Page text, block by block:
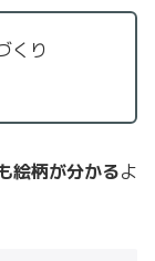
くり
絵柄が分かるよ